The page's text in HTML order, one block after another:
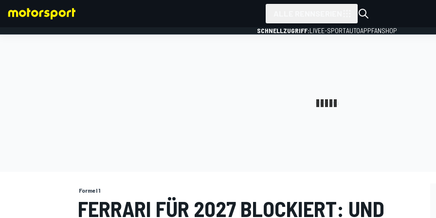
SCHNELLZUGRIFF:LIVEE-SPORTAUTOAPPFANSHOP
Formel 1
FERRARI FÜR 2027 BLOCKIERT: UND